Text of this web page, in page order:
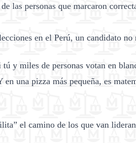
las personas que marcaron
en el Perú, un candidato
y miles de personas votan en
en una pizza más pequeña, es
el camino de los que van